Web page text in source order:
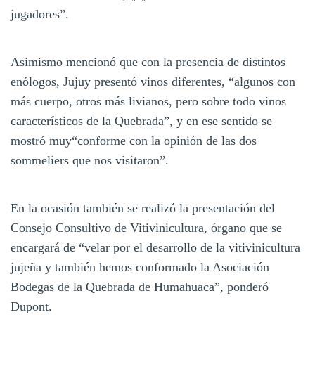
jugadores”.
Asimismo mencionó que con la presencia de distintos
enólogos, Jujuy presentó vinos diferentes, “algunos con
más cuerpo, otros más livianos, pero sobre todo vinos
característicos de la Quebrada”, y en ese sentido se
mostró muy“conforme con la opinión de las dos
sommeliers que nos visitaron”.
En la ocasión también se realizó la presentación del
Consejo Consultivo de Vitivinicultura, órgano que se
encargará de “velar por el desarrollo de la vitivinicultura
jujeña y también hemos conformado la Asociación
Bodegas de la Quebrada de Humahuaca”, ponderó
Dupont.